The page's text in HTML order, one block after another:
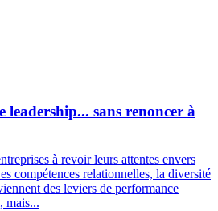
sans renoncer à
à revoir leurs attentes envers
compétences relationnelles, la diversité
des leviers de performance
mais...